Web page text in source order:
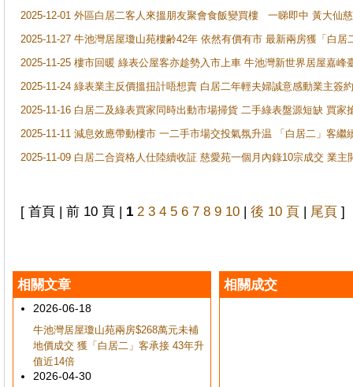
2025-12-01 外區白居二客人來搵朋友聚會食飯變買樓 一睇即中 黃大仙
2025-11-27 牛池灣居屋瓊山苑樓齢42年 依然有價有市 最新兩房獲「白居
2025-11-25 樓市回暖 綠表公屋客亦趁勢入市上車 牛池灣新世界居屋嘉峰
2025-11-24 綠表業主反價搵扭計唔想賣 白居二年輕夫婦誠意感動業主簽
2025-11-16 白居二及綠表買家同時出動市場掃貨 二手綠表盤源短缺 買
2025-11-11 減息效應帶動樓市 一二手市場交投氣氛升温 「白居二」客
2025-11-09 白居二合資格人仕陸續收証 慈愛苑一個月內錄10宗成交 業
[ 首頁 | 前 10 頁 | 1 2 3 4 5 6 7 8 9 10 | 後 10 頁 | 尾頁 ]
相關文章
2026-06-18
牛池灣居屋瓊山苑兩房$268萬元未補
地價成交 獲「白居二」客承接 43年升
值近14倍
2026-04-30
相關成交